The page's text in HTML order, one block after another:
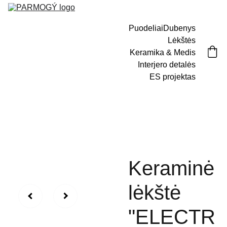
PuodeliaiDubenys
Lėkštės
Keramika & Medis
Interjero detalės
ES projektas
Keraminė
lėkštė
"ELECTR